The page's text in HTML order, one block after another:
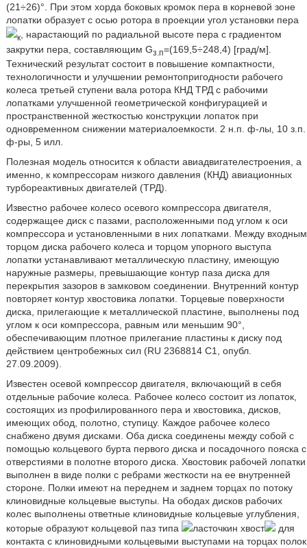
(21÷26)°. При этом хорда боковых кромок пера в корневой зоне
лопатки образует с осью ротора в проекции угол установки пера
к, нарастающий по радиальной высоте пера с градиентом
закрутки пера, составляющим Gз.п=(169,5÷248,4) [град/м].
Технический результат состоит в повышение компактности,
технологичности и улучшении ремонтопригодности рабочего
колеса третьей ступени вала ротора КНД ТРД с рабочими
лопатками улучшенной геометрической конфигурацией и
пространственной жесткостью конструкции лопаток при
одновременном снижении материалоемкости. 2 н.п. ф-лы, 10 з.п.
ф-ры, 5 илл.
Полезная модель относится к области авиадвигателестроения, а
именно, к компрессорам низкого давления (КНД) авиационных
турбореактивных двигателей (ТРД).
Известно рабочее колесо осевого компрессора двигателя,
содержащее диск с пазами, расположенными под углом к оси
компрессора и установленными в них лопатками. Между входным
торцом диска рабочего колеса и торцом упорного выступа
лопатки устанавливают металлическую пластину, имеющую
наружные размеры, превышающие контур паза диска для
перекрытия зазоров в замковом соединении. Внутренний контур
повторяет контур хвостовика лопатки. Торцевые поверхности
диска, прилегающие к металлической пластине, выполнены под
углом к оси компрессора, равным или меньшим 90°,
обеспечивающим плотное прилегание пластины к диску под
действием центробежных сил (RU 2368814 С1, опубл.
27.09.2009).
Известен осевой компрессор двигателя, включающий в себя
отдельные рабочие колеса. Рабочее колесо состоит из лопаток,
состоящих из профилированного пера и хвостовика, дисков,
имеющих обод, полотно, ступицу. Каждое рабочее колесо
снабжено двумя дисками. Оба диска соединены между собой с
помощью кольцевого бурта первого диска и посадочного пояска с
отверстиями в полотне второго диска. Хвостовик рабочей лопатки
выполнен в виде полки с ребрами жесткости на ее внутренней
стороне. Полки имеют на переднем и заднем торцах по потоку
клиновидные кольцевые выступы. На ободах дисков рабочих
колес выполнены ответные клиновидные кольцевые углубления,
которые образуют кольцевой паз типа
ласточкин хвост
для
контакта с клиновидными кольцевыми выступами на торцах полок